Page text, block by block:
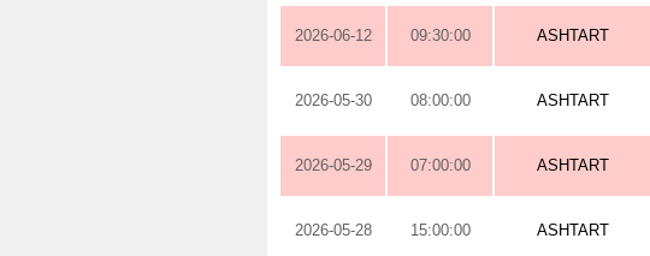
2026-06-12 09:30:00 ASHTART
2026-05-30 08:00:00 ASHTART
2026-05-29 07:00:00 ASHTART
2026-05-28 15:00:00 ASHTART